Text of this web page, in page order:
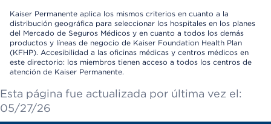
Kaiser Permanente aplica los mismos criterios en cuanto a la
distribución geográfica para seleccionar los hospitales en los planes
del Mercado de Seguros Médicos y en cuanto a todos los demás
productos y líneas de negocio de Kaiser Foundation Health Plan
(KFHP). Accesibilidad a las oficinas médicas y centros médicos en
este directorio: los miembros tienen acceso a todos los centros de
atención de Kaiser Permanente.
Esta página fue actualizada por última vez el:
05/27/26